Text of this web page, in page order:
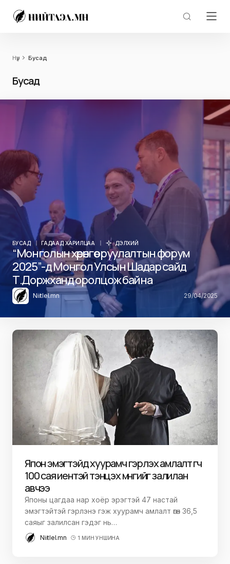
Нүүр Бусад
Бусад
БУСАД ГАДААД ХАРИЛЦАА ДЭЛХИЙ
“Монголын хөрөнгө оруулалтын форум
2025”-д Монгол Улсын Шадар сайд
Т.Доржханд оролцож байна
Niitlel.mn 29/04/2025
Япон эмэгтэйд хуурамч гэрлэх амлалт өгч
100 сая иентэй тэнцэх мөнгийг залилан
авчээ
Японы цагдаа нар хоёр эрэгтэй 47 настай
эмэгтэйтэй гэрлэнэ гэж хуурамч амлалт өгөн 36,5
саяыг залилсан гэдэг нь…
Niitlel.mn 1 МИН УНШИНА